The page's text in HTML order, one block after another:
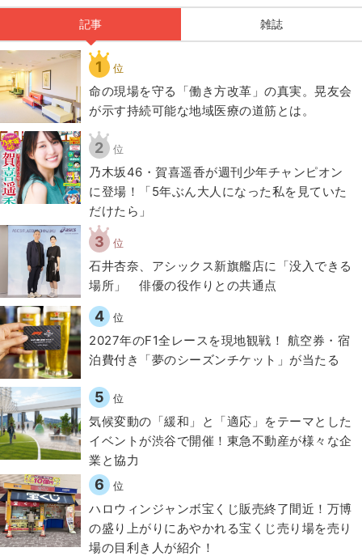
記事 雑誌
1 位
​命の現場を守る「働き方改革」の真実。晃友会
が示す持続可能な地域医療の道筋とは。
2 位
乃木坂46・賀喜遥香が週刊少年チャンピオン
に登場！「5年ぶん大人になった私を見ていた
だけたら」
3 位
石井杏奈、アシックス新旗艦店に「没入できる
場所」 俳優の役作りとの共通点
4 位
2027年のF1全レースを現地観戦！ 航空券・宿
泊費付き「夢のシーズンチケット」が当たる
5 位
気候変動の「緩和」と「適応」をテーマとした
イベントが渋谷で開催！東急不動産が様々な企
業と協力
6 位
ハロウィンジャンボ宝くじ販売終了間近！万博
の盛り上がりにあやかれる宝くじ売り場を売り
場の目利き人が紹介！